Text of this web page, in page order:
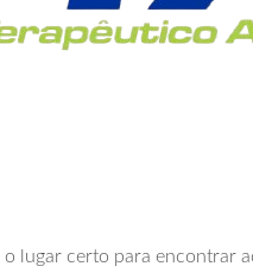
o lugar certo para encontrar